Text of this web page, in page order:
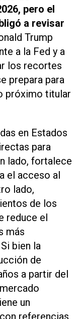
pero el
a revisar
Trump
a la Fed y a
los recortes
prepara para
próximo titular
en Estados
para
lado, fortalece
el acceso al
lado,
de los
reduce el
más
bien la
de
a partir del
un
referencias